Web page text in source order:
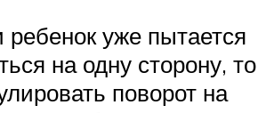
уже пытается
на одну сторону, то
поворот на